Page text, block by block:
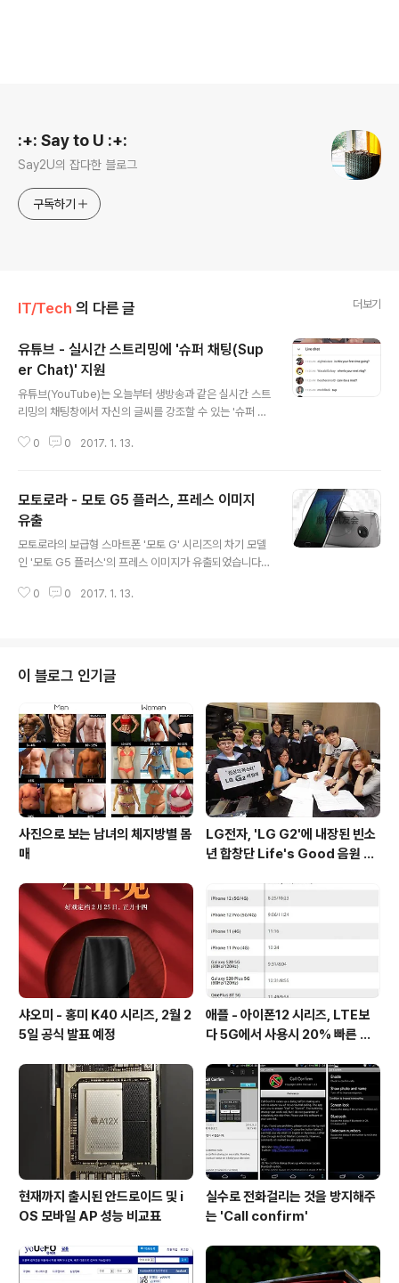
:+: Say to U :+:
Say2U의 잡다한 블로그
구독하기
IT/Tech 의 다른 글 더보기
유튜브 - 실시간 스트리밍에 '슈퍼 채팅(Sup
er Chat)' 지원
유튜브(YouTube)는 오늘부터 생방송과 같은 실시간 스트
리밍의 채팅창에서 자신의 글씨를 강조할 수 있는 '슈퍼 채
였습니다. 슈퍼채팅은 색상으로 강조되거나 일정 시간동안
려면, 실시간 채팅에서 달러 기호를 선택후 슈퍼채팅 보내
기를 터치후 금액을 선택해 메시지를 입력하면 되며, 슈퍼
채팅이 티커에 고정되는 데 남은 시간이 카운트다운 티커
에 표시되고 있습니다. 또한, 해당 기능은 PC와 안드로이
드용 유튜브 앱이나 유튜브 게이밍을 지원하고 있으며, 일
본, 미국, 호주, 캐나다, 프랑스, 독일, 인도, 멕시코, 한국,
0 0 2017. 1. 13.
모토로라 - 모토 G5 플러스, 프레스 이미지
유출
모토로라의 보급형 스마트폰 '모토 G' 시리즈의 차기 모델
인 '모토 G5 플러스'의 프레스 이미지가 유출되었습니다.
'모토 G5 플러스'와 동일한 외형을 보여주고 있으며, 상단
D 디스플레이, 스냅드래곤 625 옥타코어 프로세서, 4GB
RAM / 32GB ROM, 전면 500만 / 후면 1300만 화소
카메라, 3080mAh 배터리, 안드로이드 7.0 누가를 탑재
하고 있으며, 1분기중 공식 발표될 예정입니다. 출처 : GS
MArena
0 0 2017. 1. 13.
이 블로그 인기글
사진으로 보는 남녀의 체지방별 몸
매
LG전자, 'LG G2'에 내장된 빈소
년 합창단 Life's Good 음원 공
샤오미 - 홍미 K40 시리즈, 2월 2
5일 공식 발표 예정
애플 - 아이폰12 시리즈, LTE보
다 5G에서 사용시 20% 빠른 배
현재까지 출시된 안드로이드 및 i
OS 모바일 AP 성능 비교표
실수로 전화걸리는 것을 방지해주
는 'Call confirm'